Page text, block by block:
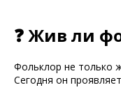
❓ Жив ли
Фольклор не только
Сегодня он